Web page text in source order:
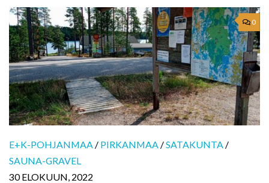
0
E+K-POHJANMAA / PIRKANMAA /SATAKUNTA /
SAUNA-GRAVEL
30 ELOKUUN, 2022